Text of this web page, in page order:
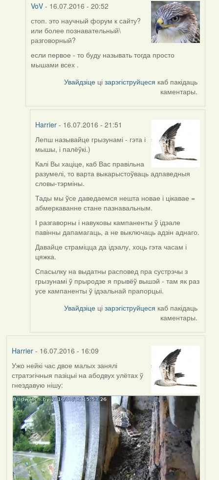
VoV - 16.07.2016 - 20:52
In
reply
to
by
Harrier
стоп. это научный форум к сайту?
или более познавательный\
разговорный?
если первое - то буду называть тогда просто
мышами всех .
Увайдзіце цізарэгіструйцеся каб пакідаць
каментары.
Harrier - 16.07.2016 - 21:51
In
reply
to
by
VoV
Лепш называйце грызунамі - гэта і
мышы, і палёўкі.)
Калі Вы хаціце, каб Вас правільна
разумелі, то варта выкарыстоўваць адпаведныя
словы-тэрміны.
Тады мы ўсе даведаемся нешта новае і цікавае =
абмеркаванне стане пазнавальным.
І разгаворны і навуковы кампаненты ў ідэале
павінны дапамагаць, а не выключаць адзін аднаго.
Давайце страміцца да ідэалу, хоць гэта часам і
цяжка.
Спасылку на выдатны расповед пра сустрэчы з
грызунамі ў прыродзе я прывёў вышэй - там як раз
усе кампаненты ў ідэальнай прапорцыі.
Увайдзіце цізарэгіструйцеся каб пакідаць
каментары.
Harrier- 16.07.2016 - 16:09
Ужо нейкі час двое малых занялі
стратэгічныя пазіцыі на абодвух улётах ў
гнездавую нішу: